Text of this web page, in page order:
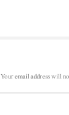
Your email address will